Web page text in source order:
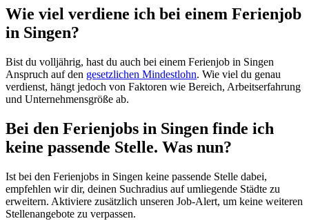
Wie viel verdiene ich bei einem Ferienjob
in Singen?
Bist du volljährig, hast du auch bei einem Ferienjob in Singen
Anspruch auf den gesetzlichen Mindestlohn. Wie viel du genau
verdienst, hängt jedoch von Faktoren wie Bereich, Arbeitserfahrung
und Unternehmensgröße ab.
Bei den Ferienjobs in Singen finde ich
keine passende Stelle. Was nun?
Ist bei den Ferienjobs in Singen keine passende Stelle dabei,
empfehlen wir dir, deinen Suchradius auf umliegende Städte zu
erweitern. Aktiviere zusätzlich unseren Job-Alert, um keine weiteren
Stellenangebote zu verpassen.